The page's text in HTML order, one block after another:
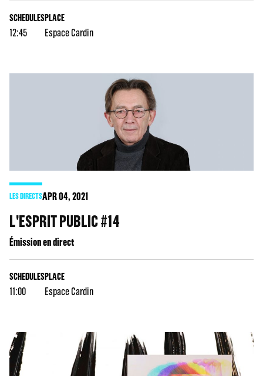
SCHEDULES
12:45
PLACE
Espace Cardin
LES DIRECTSAPR04, 2021
L'ESPRIT PUBLIC #14
Émission en direct
SCHEDULES
11:00
PLACE
Espace Cardin